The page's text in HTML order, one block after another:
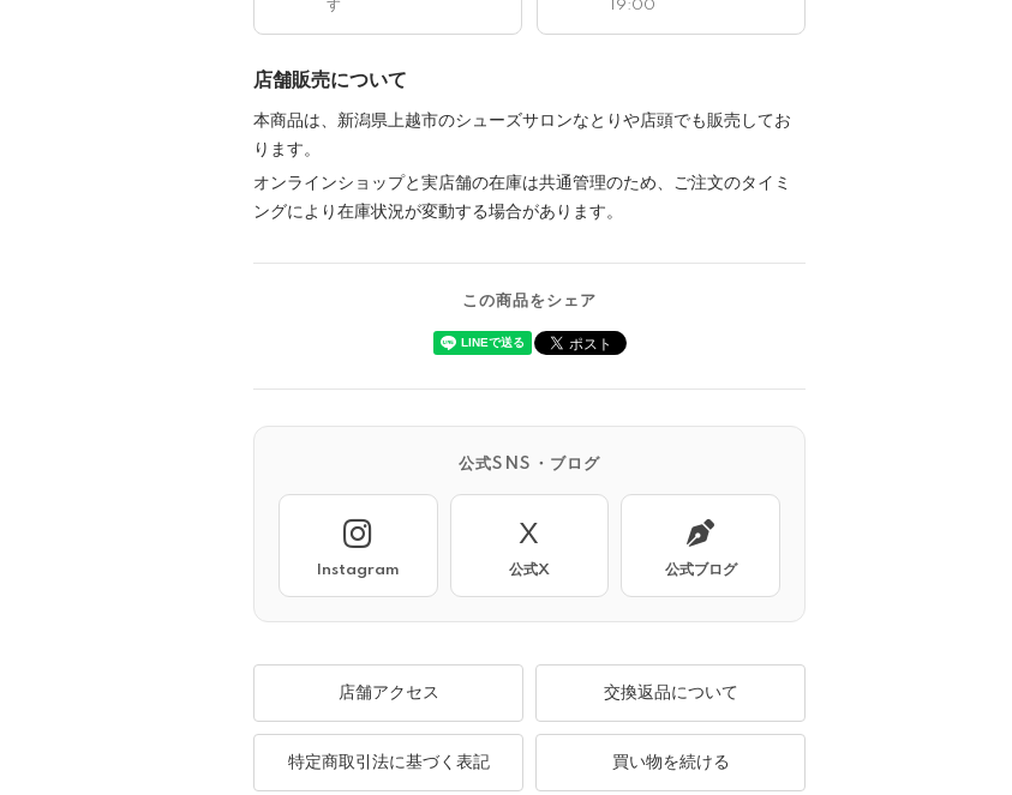
す
19:00
店舗販売について
本商品は、新潟県上越市のシューズサロンなとりや店頭でも販売してお
ります。
オンラインショップと実店舗の在庫は共通管理のため、ご注文のタイミ
ングにより在庫状況が変動する場合があります。
この商品をシェア
公式SNS・ブログ
Instagram
X
公式X 公式ブログ
店舗アクセス 交換返品について
特定商取引法に基づく表記 買い物を続ける